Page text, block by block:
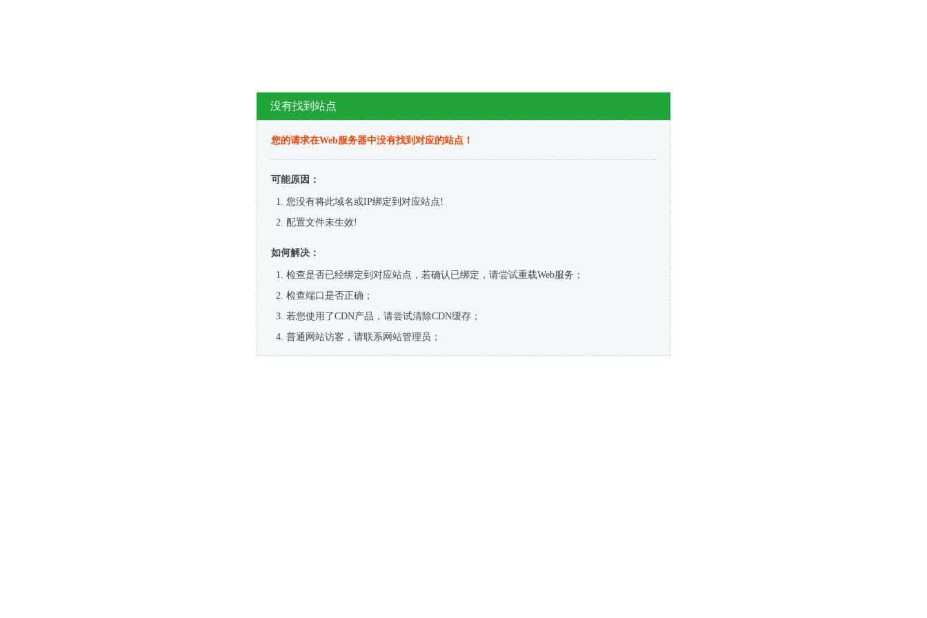
没有找到站点
您的请求在Web服务器中没有找到对应的站点！
可能原因：
您没有将此域名或IP绑定到对应站点!
配置文件未生效!
如何解决：
检查是否已经绑定到对应站点，若确认已绑定，请尝试重载Web服务；
检查端口是否正确；
若您使用了CDN产品，请尝试清除CDN缓存；
普通网站访客，请联系网站管理员；